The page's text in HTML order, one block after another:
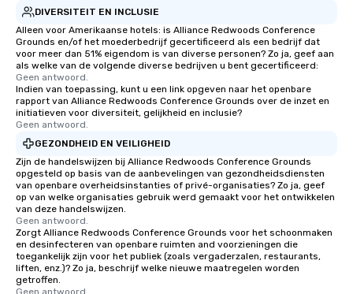
DIVERSITEIT EN INCLUSIE
Alleen voor Amerikaanse hotels: is Alliance Redwoods Conference
Grounds en/of het moederbedrijf gecertificeerd als een bedrijf dat
voor meer dan 51% eigendom is van diverse personen? Zo ja, geef aan
als welke van de volgende diverse bedrijven u bent gecertificeerd:
Geen antwoord.
Indien van toepassing, kunt u een link opgeven naar het openbare
rapport van Alliance Redwoods Conference Grounds over de inzet en
initiatieven voor diversiteit, gelijkheid en inclusie?
Geen antwoord.
GEZONDHEID EN VEILIGHEID
Zijn de handelswijzen bij Alliance Redwoods Conference Grounds
opgesteld op basis van de aanbevelingen van gezondheidsdiensten
van openbare overheidsinstanties of privé-organisaties? Zo ja, geef
op van welke organisaties gebruik werd gemaakt voor het ontwikkelen
van deze handelswijzen.
Geen antwoord.
Zorgt Alliance Redwoods Conference Grounds voor het schoonmaken
en desinfecteren van openbare ruimten and voorzieningen die
toegankelijk zijn voor het publiek (zoals vergaderzalen, restaurants,
liften, enz.)? Zo ja, beschrijf welke nieuwe maatregelen worden
getroffen.